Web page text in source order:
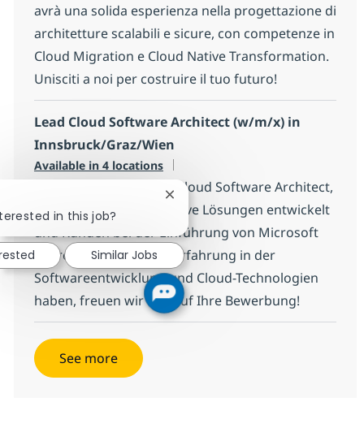
avrà una solida esperienza nella progettazione di
architetture scalabili e sicure, con competenze in
Cloud Migration e Cloud Native Transformation.
Unisciti a noi per costruire il tuo futuro!
Lead Cloud Software Architect (w/m/x) in
Innsbruck/Graz/Wien
Available in 4 locations
Wir suchen einen Lead Cloud Software Architect,
der komplexe Cloud-native Lösungen entwickelt
und Kunden bei der Einführung von Microsoft
Azure berät. Wenn Sie Erfahrung in der
Softwareentwicklung und Cloud-Technologien
haben, freuen wir uns auf Ihre Bewerbung!
See more
in this job?
Close chatbot notification
Similar Jobs